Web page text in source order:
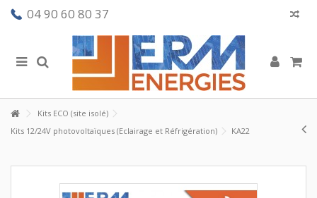
04 90 60 80 37
Kits ECO (site isolé)
Kits 12/24V photovoltaïques (Eclairage et Réfrigération)
KA22